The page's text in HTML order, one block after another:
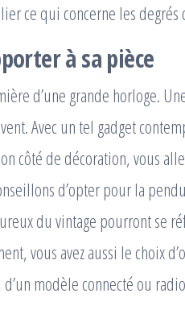
ce qui concerne les degrés
à sa pièce
d’une grande horloge.
Avec un tel gadget
côté de décoration, vous
d’opter pour la
du vintage pourront se
vous avez aussi le choix
modèle connecté ou